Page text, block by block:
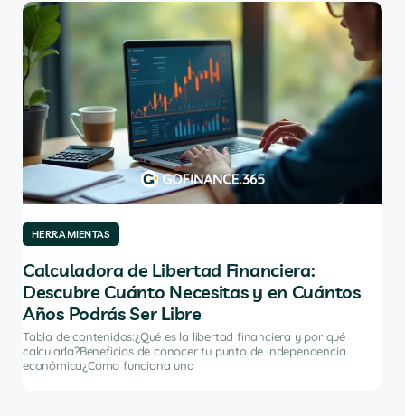
HERRAMIENTAS
Calculadora de Libertad Financiera:
Descubre Cuánto Necesitas y en Cuántos
Años Podrás Ser Libre
Tabla de contenidos:¿Qué es la libertad financiera y por qué
calcularla?Beneficios de conocer tu punto de independencia
económica¿Cómo funciona una